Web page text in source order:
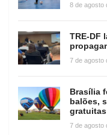
8 de agosto
TRE-DF
7 de agosto
Brasília
balões,
gratuitas
7 de agosto